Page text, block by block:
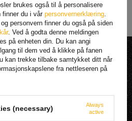
PRODUKT
brukes også til å personalisere
finner du i vår personvernerklæring
personvern finner du også på siden
. Ved å godta denne meldingen
på enheten din. Du kan angi
til dem ved å klikke på fanen
kan trekke tilbake samtykket ditt når
fra nettleseren på
(necessary)
Always
active